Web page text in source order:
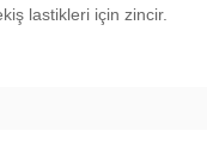
lastikleri için zincir.